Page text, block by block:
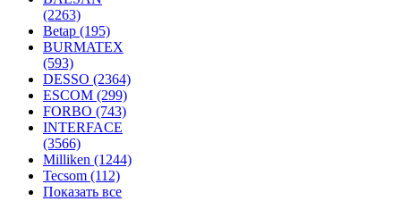
(2263)
Betap (195)
BURMATEX
(593)
DESSO (2364)
ESCOM (299)
FORBO (743)
INTERFACE
(3566)
Milliken (1244)
Tecsom (112)
Показать все